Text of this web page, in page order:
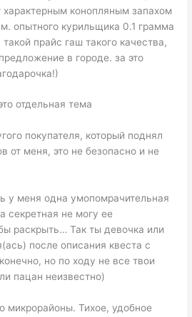
конопляным запахом
опытного курильщика 0.1 грамма
прайс гаш такого качества,
в городе. за это
отдельная тема
покупателя, который поднял
от меня, это не безопасно и не
у меня одна умопомрачительная
секретная не могу ее
раскрыть… Так ты девочка или
после описания квеста с
но по ходу не все твои
пацан неизвестно)
микрорайоны. Тихое, удобное